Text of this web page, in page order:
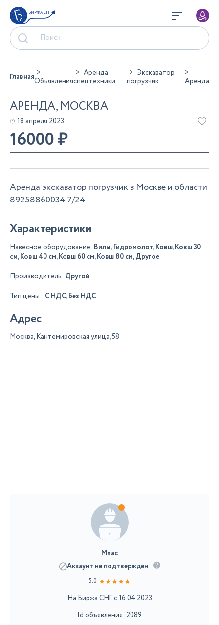
БИРЖА СНГ
ГлавнаяОбъявления
Аренда
спецтехники
Экскаватор
погрузчик
Аренда
АРЕНДА, МОСКВА
18 апреля 2023
16000₽
Аренда экскаватор погрузчик в Москве и области
89258860034 7/24
Характеристики
Навесное оборудование: Вилы, Гидромолот, Ковш, Ковш 30
см, Ковш 40 см, Ковш 60 см, Ковш 80 см, Другое
Производитель: Другой
Тип цены:: С НДС, Без НДС
Адрес
Москва, Кантемировская улица, 58
Mnac
Аккаунт не подтвержден
5.0
На Биржа СНГ с 16.04.2023
Id объявления: 2089